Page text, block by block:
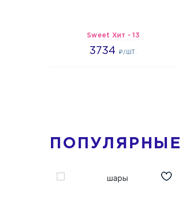
Sweet Хит - 13
3734₽/ШТ.
3734
ПОПУЛЯРНЫЕ